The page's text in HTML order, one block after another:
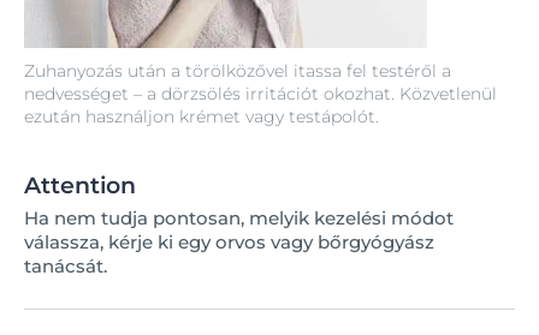
Zuhanyozás után a törölközővel itassa fel testéről a
nedvességet – a dörzsölés irritációt okozhat. Közvetlenül
ezután használjon krémet vagy testápolót.
Attention
Ha nem tudja pontosan, melyik kezelési módot
válassza, kérje ki egy orvos vagy bőrgyógyász
tanácsát.